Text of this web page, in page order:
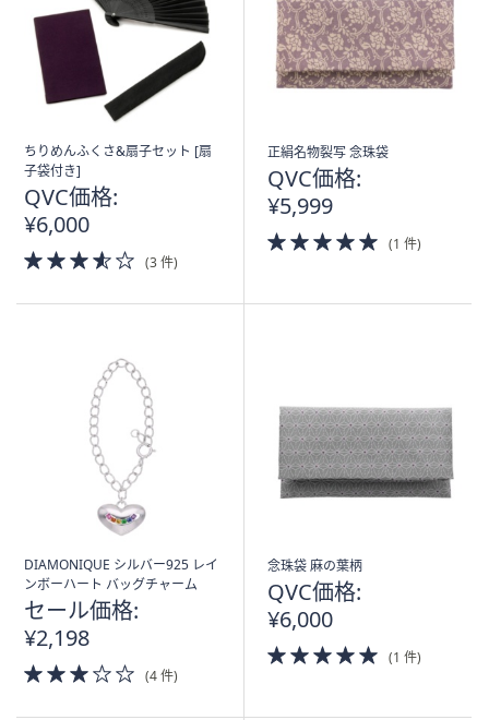
ちりめんふくさ&扇子セット [扇
子袋付き]
QVC価格:
¥6,000
3.5
of
(3 件)
正絹名物裂写 念珠袋
QVC価格:
¥5,999
5.0
of
(1 件)
DIAMONIQUE シルバー925 レイ
ンボーハート バッグチャーム
セール価格:
¥2,198
3.0
of
(4 件)
念珠袋 麻の葉柄
QVC価格:
¥6,000
5.0
of
(1 件)